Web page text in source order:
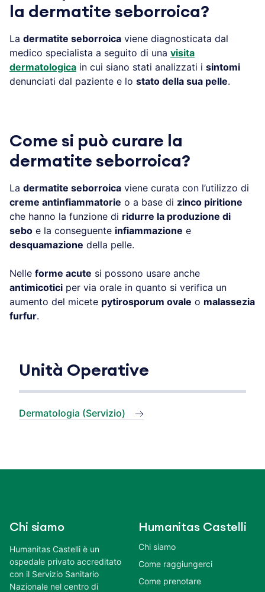
la dermatite seborroica?
La dermatite seborroica viene diagnosticata dal
medico specialista a seguito di una visita
dermatologica in cui siano stati analizzati i sintomi
denunciati dal paziente e lo stato della sua pelle.
Come si può curare la
dermatite seborroica?
La dermatite seborroica viene curata con l’utilizzo di
creme antinfiammatorie o a base di zinco piritione
che hanno la funzione di ridurre la produzione di
sebo e la conseguente infiammazione e
desquamazione della pelle.
Nelle forme acute si possono usare anche
antimicotici per via orale in quanto si verifica un
aumento del micete pytirosporum ovale o malassezia
furfur.
Unità Operative
Dermatologia (Servizio)
Chi siamo
Humanitas Castelli è un
ospedale privato accreditato
con il Servizio Sanitario
Nazionale nel centro di
Humanitas Castelli
Chi siamo
Come raggiungerci
Come prenotare